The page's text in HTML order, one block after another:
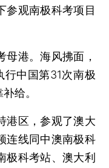
参观南极科考项目
港。海风拂面，
行中国第31次南极
给。
区，参观了澳大
连线同中澳南极科
极科考站、澳大利